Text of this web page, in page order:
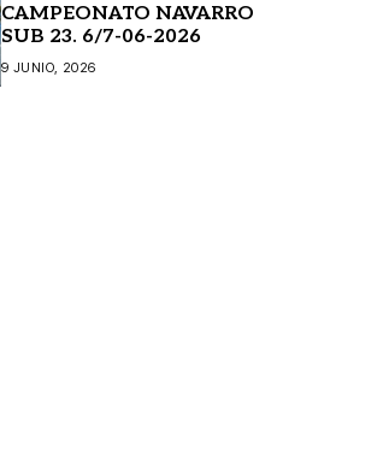
CAMPEONATO NAVARRO
SUB 23. 6/7-06-2026
9 JUNIO, 2026